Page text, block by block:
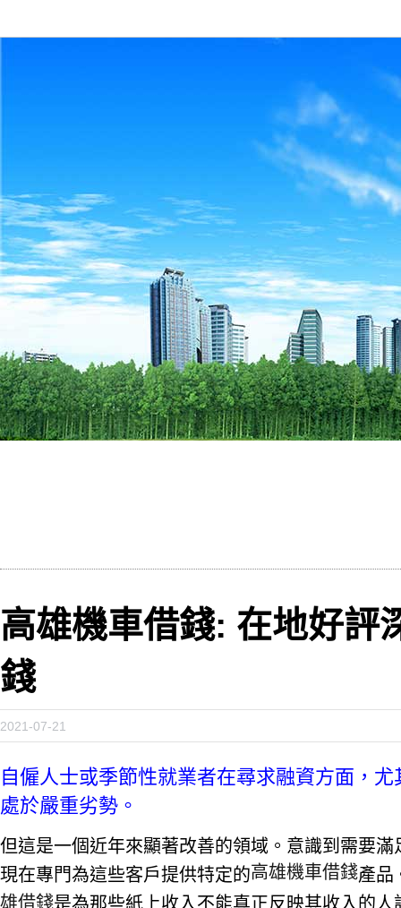
高雄機車借錢: 在地好評
錢
2021-07-21
自僱人士或季節性就業者在尋求融資方面，
處於嚴重劣勢。
但這是一個近年來顯著改善的領域。意識到需要
現在專門為這些客戶提供特定的高雄機車借錢產品
雄借錢是為那些紙上收入不能真正反映其收入的人